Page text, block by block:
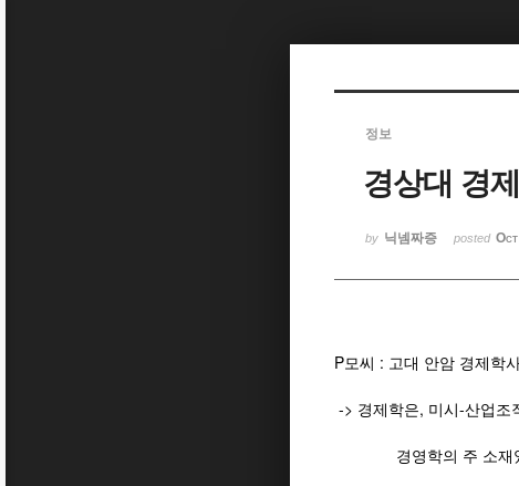
정보
경상대 경
by 닉넴짜증 posted
P모씨 : 고대 안암 경제학
-> 경제학은, 미시-산업조
경영학의 주 소재였
Sketchbook5, 스케치북5
Sketchbook5, 스케치북5